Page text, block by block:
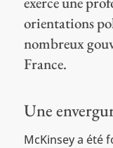
orientations
nombreux
France.
Une
McKinsey a été